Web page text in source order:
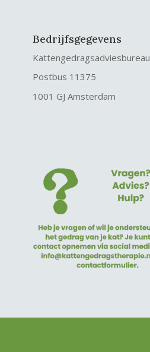
Bedrijfsgegevens
Kattengedragsadviesbureau
Postbus 11375
1001 GJ Amsterdam